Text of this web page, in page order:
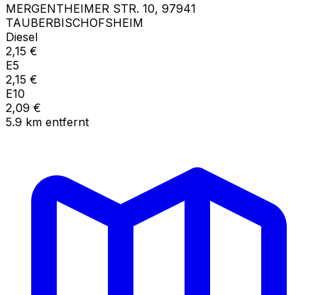
MERGENTHEIMER STR. 10, 97941
TAUBERBISCHOFSHEIM
Diesel
2,15 €
E5
2,15 €
E10
2,09 €
5.9 km entfernt